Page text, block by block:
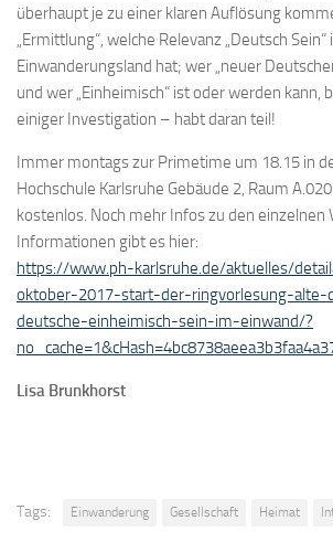
überhaupt je zu einer klaren Auflösung
„Ermittlung“, welche Relevanz „Deutsch Sein“
Einwanderungsland hat; wer „neuer
und wer „Einheimisch“ ist oder werden kann,
einiger Investigation – habt daran teil!
Immer montags zur Primetime um 18.15 in
Hochschule Karlsruhe Gebäude 2, Raum
kostenlos. Noch mehr Infos zu den einzelnen
Informationen gibt es hier:
https://www.ph-karlsruhe.de/aktuelles/
oktober-2017-start-der-ringvorlesung-alte-
deutsche-einheimisch-sein-im-einwand/?
Lisa Brunkhorst
Tags: Einwanderung Gesellschaft Heimat